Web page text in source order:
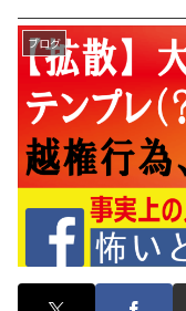
ブログ